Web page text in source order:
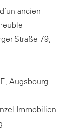
ancien
Straße 79,
Augsbourg
Immobilien